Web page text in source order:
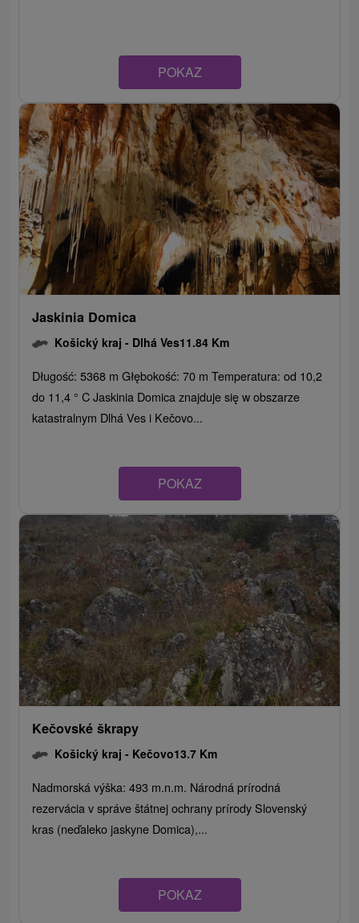
POKAZ
Jaskinia Domica
Košický kraj - Dlhá Ves11.84 Km
Długość: 5368 m Głębokość: 70 m Temperatura: od 10,2
do 11,4 ° C Jaskinia Domica znajduje się w obszarze
katastralnym Dlhá Ves i Kečovo...
POKAZ
Kečovské škrapy
Košický kraj - Kečovo13.7 Km
Nadmorská výška: 493 m.n.m. Národná prírodná
rezervácia v správe štátnej ochrany prírody Slovenský
kras (neďaleko jaskyne Domica),...
POKAZ